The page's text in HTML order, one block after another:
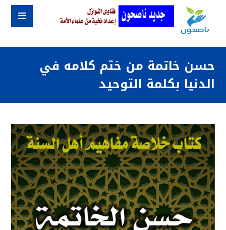
حسن خاتمة من ختم كلامه في
الدنيا بكلمة التوحيد